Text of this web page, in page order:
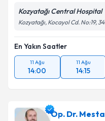
Kozyatağı Central Hospital
Kozyatağı, Kocayol Cd. No:19,
En Yakın Saatler
11 Ağu
14:00
11 Ağu
14:15
Op. Dr.